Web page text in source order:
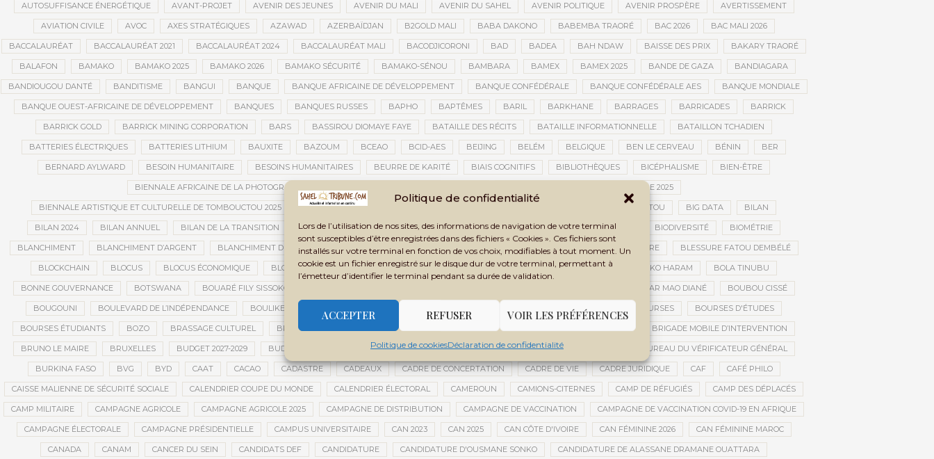
Politique de confidentialité
Lors de l’utilisation de nos sites, des informations de navigation de votre terminal
sont susceptibles d’être enregistrées dans des fichiers « Cookies ». Ces fichiers sont
installés sur votre terminal en fonction de vos choix, modifiables à tout moment. Un
cookie est un fichier enregistré sur le disque dur de votre terminal, permettant à
l’émetteur d’identifier le terminal pendant sa durée de validation.
ACCEPTER REFUSER VOIR LES PRÉFÉRENCES
Politique de cookiesDéclaration de confidentialité
AUTOSUFFISANCE ÉNERGÉTIQUE AVANT-PROJET AVENIR DES JEUNES AVENIR DU MALI AVENIR DU SAHEL AVENIR POLITIQUE AVENIR PROSPÈRE AVERTISSEMENT
AVIATION CIVILE AVOC AXES STRATÉGIQUES AZAWAD AZERBAÏDJAN B2GOLD MALI BABA DAKONO BABEMBA TRAORÉ BAC 2026 BAC MALI 2026
BACCALAURÉAT BACCALAURÉAT 2021 BACCALAURÉAT 2024 BACCALAURÉAT MALI BACODJICORONI BAD BADEA BAH NDAW BAISSE DES PRIX BAKARY TRAORÉ
BALAFON BAMAKO BAMAKO 2025 BAMAKO 2026 BAMAKO SÉCURITÉ BAMAKO-SÉNOU BAMBARA BAMEX BAMEX 2025 BANDE DE GAZA BANDIAGARA
BANDIOUGOU DANTÉ BANDITISME BANGUI BANQUE BANQUE AFRICAINE DE DÉVELOPPEMENT BANQUE CONFÉDÉRALE BANQUE CONFÉDÉRALE AES BANQUE MONDIALE
BANQUE OUEST-AFRICAINE DE DÉVELOPPEMENT BANQUES BANQUES RUSSES BAPHO BAPTÊMES BARIL BARKHANE BARRAGES BARRICADES BARRICK
BARRICK GOLD BARRICK MINING CORPORATION BARS BASSIROU DIOMAYE FAYE BATAILLE DES RÉCITS BATAILLE INFORMATIONNELLE BATAILLON TCHADIEN
BATTERIES ÉLECTRIQUES BATTERIES LITHIUM BAUXITE BAZOUM BCEAO BCID-AES BEIJING BELÉM BELGIQUE BEN LE CERVEAU BÉNIN BER
BERNARD AYLWARD BESOIN HUMANITAIRE BESOINS HUMANITAIRES BEURRE DE KARITÉ BIAIS COGNITIFS BIBLIOTHÈQUES BICÉPHALISME BIEN-ÊTRE
BIENNALE AFRICAINE DE LA PHOTOGRAPHIE BIENNALE ARTISTIQUE ET CULTURELLE 2025
BIENNALE ARTISTIQUE ET CULTURELLE DE TOMBOUCTOU 2025 BIENNALE ARTISTIQUE ET CULTURELLE TOMBOUCTOU 2025 BIENNALE DE TOMBOUCTOU BIG DATA BILAN
BILAN 2024 BILAN ANNUEL BILAN DE LA TRANSITION BILAN DES ACTIVITÉS BILAN ET PERSPECTIVES BILAN HUMAIN BINTOU BIODIVERSITÉ BIOMÉTRIE
BLANCHIMENT BLANCHIMENT D’ARGENT BLANCHIMENT DE CAPITAUX BLASPHÈME BLÉ BLÉ RUSSE BLESSÉS BLESSÉS DE GUERRE BLESSURE FATOU DEMBÉLÉ
BLOCKCHAIN BLOCUS BLOCUS ÉCONOMIQUE BLOGING BNDA BOAD BOBO-DIOULASSO BOGOLAN BOKAR BIRO BOKO HARAM BOLA TINUBU
BONNE GOUVERNANCE BOTSWANA BOUARÉ FILY SISSOKO BOUBACAR MAO DIANÉ BOUBOU CISSÉ
BOUGOUNI BOULEVARD DE L’INDÉPENDANCE BOULIKESSI BOURÉMA KANSAYE BOURSES BOURSES D'ÉTUDES
BOURSES ÉTUDIANTS BOZO BRASSAGE CULTUREL BRÉMA ELY DICKO BRICE OLIGUI NGUEMA BRIGADE MOBILE D’INTERVENTION
BRUNO LE MAIRE BRUXELLES BUDGET 2027-2029 BUDGET AGRICOLE BUDGET DE LA PRÉSIDENCE BUDGET NATIONAL BUREAU DU VÉRIFICATEUR GÉNÉRAL
BURKINA FASO BVG BYD CAAT CACAO CADASTRE CADEAUX CADRE DE CONCERTATION CADRE DE VIE CADRE JURIDIQUE CAF CAFÉ PHILO
CAISSE MALIENNE DE SÉCURITÉ SOCIALE CALENDRIER COUPE DU MONDE CALENDRIER ÉLECTORAL CAMEROUN CAMIONS-CITERNES CAMP DE RÉFUGIÉS CAMP DES DÉPLACÉS
CAMP MILITAIRE CAMPAGNE AGRICOLE CAMPAGNE AGRICOLE 2025 CAMPAGNE DE DISTRIBUTION CAMPAGNE DE VACCINATION CAMPAGNE DE VACCINATION COVID-19 EN AFRIQUE
CAMPAGNE ÉLECTORALE CAMPAGNE PRÉSIDENTIELLE CAMPUS UNIVERSITAIRE CAN 2023 CAN 2025 CAN CÔTE D'IVOIRE CAN FÉMININE 2026 CAN FÉMININE MAROC
CANADA CANAM CANCER DU SEIN CANDIDATS DEF CANDIDATURE CANDIDATURE D'OUSMANE SONKO CANDIDATURE DE ALASSANE DRAMANE OUATTARA